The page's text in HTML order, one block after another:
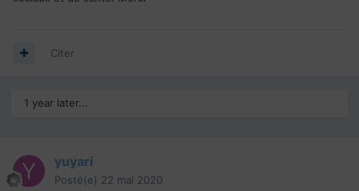
Citer
1 year later...
yuyari
Posté(e) 22 mai 2020